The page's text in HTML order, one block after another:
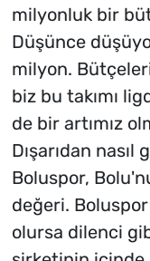
milyonluk bir
Düşünce
milyon.
biz bu takımı
de bir artımız
Dışarıdan
Boluspor,
değeri.
olursa dilenci